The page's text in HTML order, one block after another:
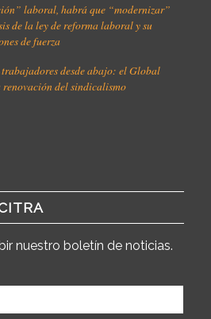
laboral, habrá que “modernizar”
de la ley de reforma laboral y su
de fuerza
desde abajo: el Global
del sindicalismo
nuestro boletín de noticias.